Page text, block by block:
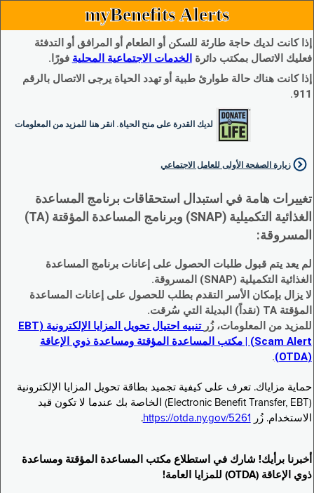
myBenefits Alerts
إذا كانت لديك حاجة طارئة للسكن أو الطعام أو المرافق أو التدفئة
فعليك الاتصال بمكتب دائرة الخدمات الاجتماعية المحلية فورًا.
إذا كانت هناك حالة طوارئ طبية أو تهدد الحياة يرجى الاتصال بالرقم
911.
لديك القدرة على منح الحياة. انقر هنا للمزيد من المعلومات
زيارة الصفحة الأولى للعامل الاجتماعي
تغييرات هامة في استبدال استحقاقات برنامج المساعدة
الغذائية التكميلية (SNAP) وبرنامج المساعدة المؤقتة (TA)
المسروقة:
لم يعد يتم قبول طلبات الحصول على إعانات برنامج المساعدة
الغذائية التكميلية (SNAP) المسروقة.
لا يزال بإمكان الأسر التقدم بطلب للحصول على إعانات المساعدة
المؤقتة TA (نقداً) البديلة التي سُرقت.
للمزيد من المعلومات، زُر
تنبيه احتيال تحويل المزايا الإلكترونية (EBT
Scam Alert) | مكتب المساعدة المؤقتة ومساعدة ذوي الإعاقة
(OTDA)
.
حماية مزاياك. تعرف على كيفية تجميد بطاقة تحويل المزايا الإلكترونية
(Electronic Benefit Transfer, EBT) الخاصة بك عندما لا تكون قيد
الاستخدام. زُر
https://otda.ny.gov/5261
.
أخبرنا برأيك! شارك في استطلاع مكتب المساعدة المؤقتة ومساعدة
ذوي الإعاقة (OTDA) للمزايا العامة!